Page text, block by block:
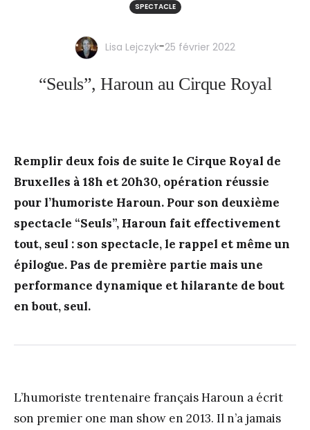
SPECTACLE
Lisa Lejczyk-25 février 2022
“Seuls”, Haroun au Cirque Royal
Remplir deux fois de suite le Cirque Royal de
Bruxelles à 18h et 20h30, opération réussie
pour l’humoriste Haroun. Pour son deuxième
spectacle “Seuls”, Haroun fait effectivement
tout, seul : son spectacle, le rappel et même un
épilogue. Pas de première partie mais une
performance dynamique et hilarante de bout
en bout, seul.
L’humoriste trentenaire français Haroun a écrit
son premier one man show en 2013. Il n’a jamais